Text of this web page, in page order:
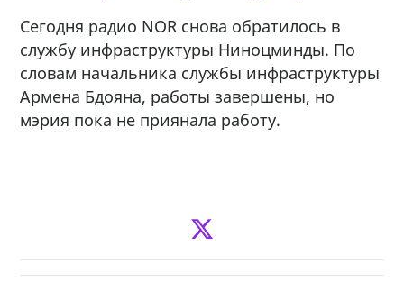
Сегодня радио NOR снова обратилось в
службу инфраструктуры Ниноцминды. По
словам начальника службы инфраструктуры
Армена Бдояна, работы завершены, но
мэрия пока не приянала работу.